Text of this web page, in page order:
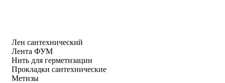
Лен сантехнический
Лента ФУМ
Нить для герметизации
Прокладки сантехнические
Метизы